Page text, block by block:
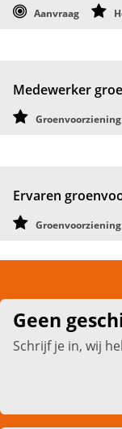
Aanvraag
Medewerker
Groenvoorziening
Ervaren
Groenvoorziening
Geen
Schrijf je in, wij